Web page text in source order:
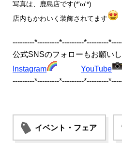
写真は、鹿島店です(*'ω'*)
店内もかわいく装飾されてます
---------*---------*---------*---------
公式SNSのフォローもお願い
Instagram
YouTube
---------*---------*---------*---------
イベント・フェア